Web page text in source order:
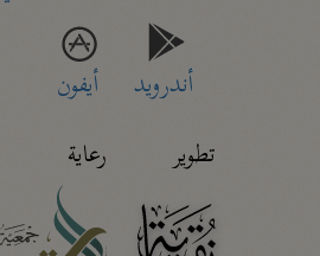
أندرويد
أيفون
تطوير
رعاية